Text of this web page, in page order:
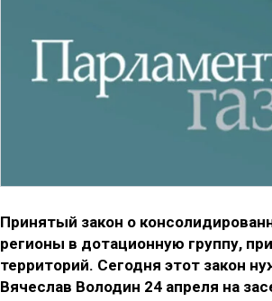
Принятый закон о
регионы в дотационную группу,
территорий. Сегодня этот закон
Вячеслав Володин 24 апреля на